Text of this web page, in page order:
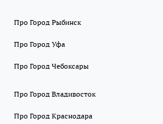
Про Город Рыбинск
Про Город Уфа
Про Город Чебоксары
Про Город Владивосток
Про Город Краснодара